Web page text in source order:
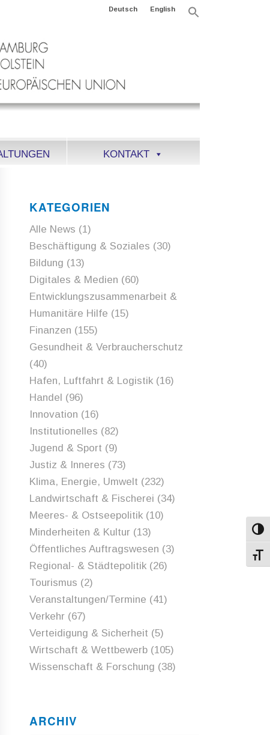
Deutsch English
KONTAKT
KATEGORIEN
Alle News (1)
Beschäftigung & Soziales (30)
Bildung (13)
Digitales & Medien (60)
Entwicklungszusammenarbeit &
Humanitäre Hilfe (15)
Finanzen (155)
Gesundheit & Verbraucherschutz
(40)
Hafen, Luftfahrt & Logistik(16)
Handel (96)
Innovation (16)
Institutionelles (82)
Jugend & Sport (9)
Justiz & Inneres (73)
Klima, Energie, Umwelt (232)
Landwirtschaft & Fischerei (34)
Meeres- & Ostseepolitik(10)
Minderheiten & Kultur(13)
Öffentliches Auftragswesen (3)
Regional- & Städtepolitik(26)
Tourismus (2)
Veranstaltungen/Termine (41)
Verkehr(67)
Verteidigung & Sicherheit (5)
Wirtschaft & Wettbewerb(105)
Wissenschaft & Forschung (38)
ARCHIV